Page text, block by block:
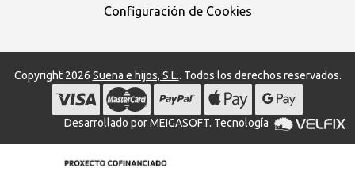
Configuración de Cookies
Copyright 2026 Suena e hijos, S.L.. Todos los derechos reservados.
Desarrollado porMEIGASOFT. Tecnología